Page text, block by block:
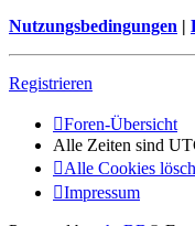
Nutzungsbedingungen |
Registrieren
Foren-Übersicht
Alle Zeiten sind
Alle Cookies
Impressum